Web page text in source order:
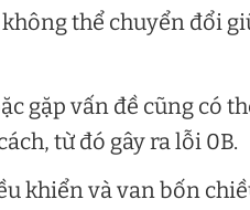
thể chuyển đổi
gặp vấn đề cũng có
từ đó gây ra lỗi 0B.
khiển và van bốn